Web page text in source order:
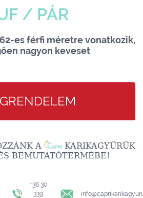
/ PÁR
es férfi méretre vonatkozik,
nagyon keveset
A
KARIKAGYŰRŰK
BEMUTATÓTERMÉBE!
+36 30
339